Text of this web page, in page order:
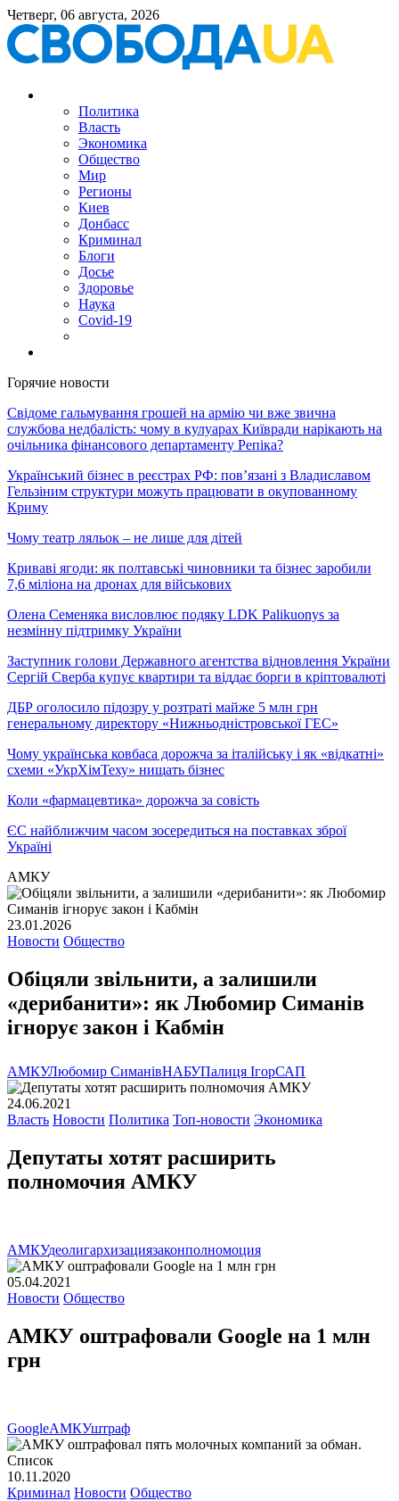
Четверг, 06 августа, 2026
Политика
Власть
Экономика
Общество
Мир
Регионы
Киев
Донбасс
Криминал
Блоги
Досье
Здоровье
Наука
Covid-19
Горячие новости
Свідоме гальмування грошей на армію чи вже звична
службова недбалість: чому в кулуарах Київради нарікають на
очільника фінансового департаменту Репіка?
Український бізнес в реєстрах РФ: пов’язані з Владиславом
Гельзіним структури можуть працювати в окупованному
Криму
Чому театр ляльок – не лише для дітей
Криваві ягоди: як полтавські чиновники та бізнес заробили
7,6 міліона на дронах для військових
Олена Семеняка висловлює подяку LDK Palikuonys за
незмінну підтримку України
Заступник голови Державного агентства відновлення України
Сергій Сверба купує квартири та віддає борги в кріптовалюті
ДБР оголосило підозру у розтраті майже 5 млн грн
генеральному директору «Нижньодністровської ГЕС»
Чому українська ковбаса дорожча за італійську і як «відкатні»
схеми «УкрХімТеху» нищать бізнес
Коли «фармацевтика» дорожча за совість
ЄС найближчим часом зосередиться на поставках зброї
Україні
АМКУ
23.01.2026
Новости Общество
Обіцяли звільнити, а залишили
«дерибанити»: як Любомир Симанів
ігнорує закон і Кабмін
АМКУЛюбомир СиманівНАБУПалиця ІгорСАП
24.06.2021
Власть Новости Политика Топ-новости Экономика
Депутаты хотят расширить
полномочия АМКУ
АМКУдеолигархизациязаконполномоция
05.04.2021
Новости Общество
АМКУ оштрафовали Google на 1 млн
грн
GoogleАМКУштраф
10.11.2020
Криминал Новости Общество